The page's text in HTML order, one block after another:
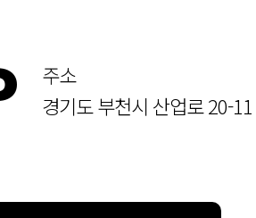
주소
경기도 부천시 산업로 20-11